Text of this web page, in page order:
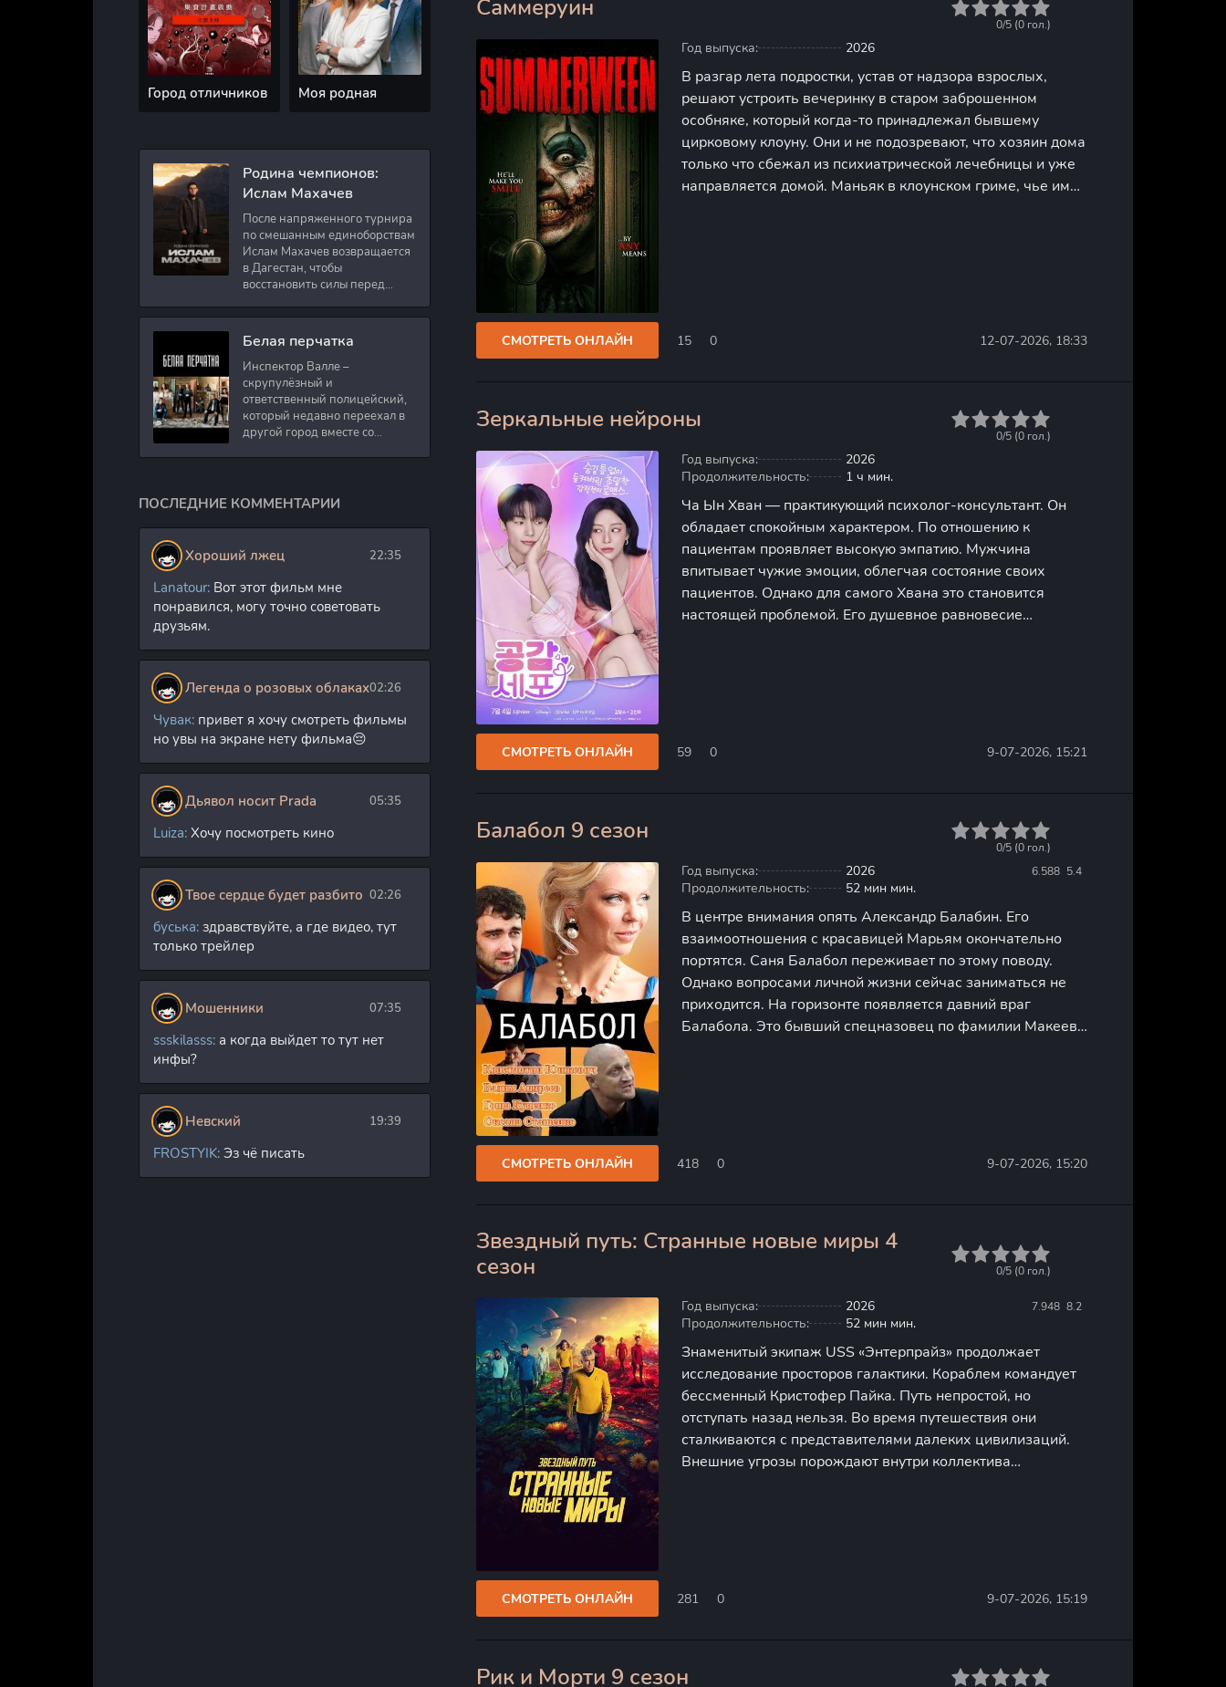
Саммеруин
0/5 (0 гол.)
Год выпуска: 2026
В разгар лета подростки, устав от надзора взрослых,
решают устроить вечеринку в старом заброшенном
особняке, который когда-то принадлежал бывшему
цирковому клоуну. Они и не подозревают, что хозяин дома
только что сбежал из психиатрической лечебницы и уже
направляется домой. Маньяк в клоунском гриме, чье имя
СМОТРЕТЬ ОНЛАЙН 15 0 12-07-2026, 18:33
Зеркальные нейроны
0/5 (0 гол.)
Год выпуска:
2026
Продолжительность:
1 ч мин.
Ча Ын Хван — практикующий психолог-консультант. Он
обладает спокойным характером. По отношению к
пациентам проявляет высокую эмпатию. Мужчина
впитывает чужие эмоции, облегчая состояние своих
пациентов. Однако для самого Хвана это становится
настоящей проблемой. Его душевное равновесие
СМОТРЕТЬ ОНЛАЙН 59 0 9-07-2026, 15:21
Балабол 9 сезон
6.588 5.4
0/5 (0 гол.)
Год выпуска:
2026
Продолжительность:
52 мин мин.
В центре внимания опять Александр Балабин. Его
взаимоотношения с красавицей Марьям окончательно
портятся. Саня Балабол переживает по этому поводу.
Однако вопросами личной жизни сейчас заниматься не
приходится. На горизонте появляется давний враг
Балабола. Это бывший спецназовец по фамилии Макеев.
СМОТРЕТЬ ОНЛАЙН 418 0 9-07-2026, 15:20
Звездный путь: Странные новые миры 4
сезон
7.948 8.2
0 1
0/5 (0 гол.)
Год выпуска:
2026
Продолжительность:
52 мин мин.
Знаменитый экипаж USS «Энтерпрайз» продолжает
исследование просторов галактики. Кораблем командует
бессменный Кристофер Пайка. Путь непростой, но
отступать назад нельзя. Во время путешествия они
сталкиваются с представителями далеких цивилизаций.
Внешние угрозы порождают внутри коллектива
СМОТРЕТЬ ОНЛАЙН 281 0 9-07-2026, 15:19
Рик и Морти 9 сезон
Город отличников Моя родная
Родина чемпионов:
Ислам Махачев
После напряженного турнира
по смешанным единоборствам
Ислам Махачев возвращается
в Дагестан, чтобы
восстановить силы перед
Вместе с ним приезжают
оператор и интервьюер,
Белая перчатка
Инспектор Валле –
скрупулёзный и
ответственный полицейский,
который недавно переехал в
другой город вместе со
расследовать
ПОСЛЕДНИЕ КОММЕНТАРИИ
Хороший лжец 22:35
Lanatour: Вот этот фильм мне
понравился, могу точно советовать
друзьям.
Легенда о розовых облаках02:26
Чувак: привет я хочу смотреть фильмы
но увы на экране нету фильма😔
Дьявол носит Prada 05:35
Luiza: Хочу посмотреть кино
Твое сердце будет разбито 02:26
буська: здравствуйте, а где видео, тут
только трейлер
Мошенники 07:35
ssskilasss: а когда выйдет то тут нет
инфы?
Невский 19:39
FROSTYIK: Эз чё писать